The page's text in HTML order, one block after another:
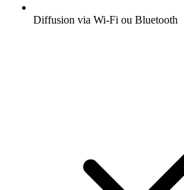
Diffusion via Wi-Fi ou Bluetooth